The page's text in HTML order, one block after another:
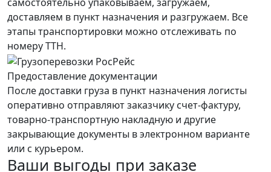
доставляем в пункт назначения и разгружаем. Все
этапы транспортировки можно отслеживать по
номеру ТТН.
Предоставление документации
После доставки груза в пункт назначения логисты
оперативно отправляют заказчику счет-фактуру,
товарно-транспортную накладную и другие
закрывающие документы в электронном варианте
или с курьером.
Ваши выгоды при заказе